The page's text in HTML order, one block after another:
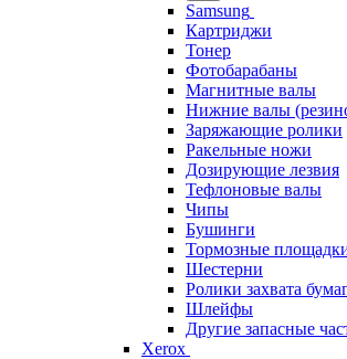
Samsung
Картриджи
Тонер
Фотобарабаны
Магнитные валы
Нижние валы
Заряжающие ролики
Ракельные ножи
Дозирующие лезвия
Тефлоновые валы
Чипы
Бушинги
Тормозные
Шестерни
Ролики захвата
Шлейфы
Другие запасные
Xerox